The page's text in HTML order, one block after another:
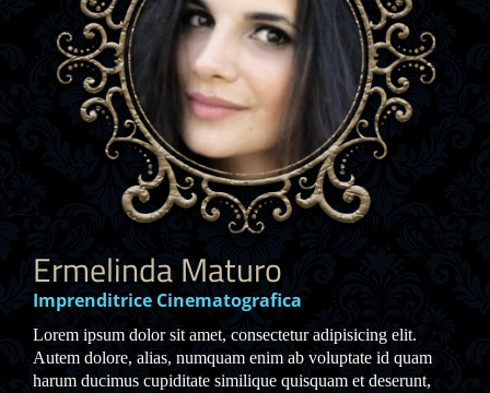
Ermelinda Maturo
Imprenditrice Cinematografica
Lorem ipsum dolor sit amet, consectetur adipisicing elit.
Autem dolore, alias, numquam enim ab voluptate id quam
harum ducimus cupiditate similique quisquam et deserunt,